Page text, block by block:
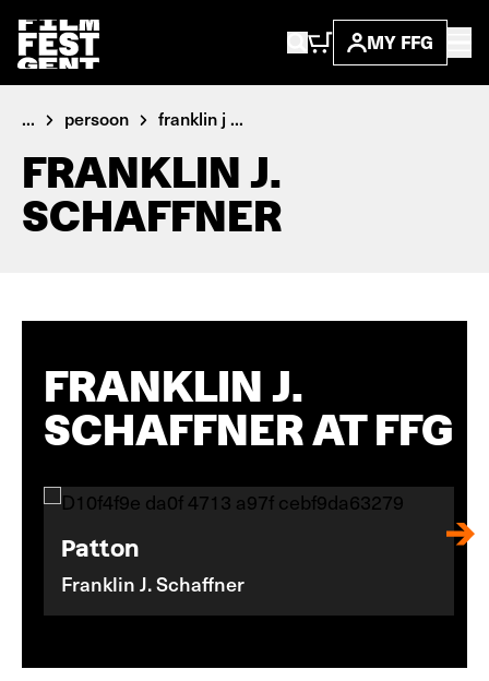
MY FFG
... persoon franklin j ...
FRANKLIN J.
SCHAFFNER
FRANKLIN J.
SCHAFFNER AT FFG
Patton
Franklin J. Schaffner